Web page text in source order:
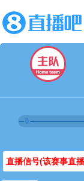
0
直播信号(该赛事直